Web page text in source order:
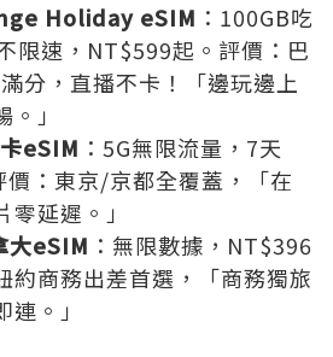
Holiday eSIM ：100GB吃
限速，NT$599起。評價：巴
分，直播不卡！「邊玩邊上
」
eSIM ：5G無限流量，7天
：東京/京都全覆蓋，「在
延遲。」
大eSIM ：無限數據，NT$396
約商務出差首選，「商務獨旅
。」